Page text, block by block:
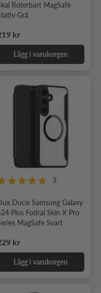
Roterbart MagSafe
Grå
pris
kr
Lägg i varukorgen
3
Ducis Samsung Galaxy
Plus Fodral Skin X Pro
MagSafe Svart
pris
kr
Lägg i varukorgen